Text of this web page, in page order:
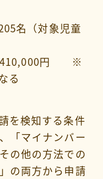
名（対象児童
円 ※
る
を検知する条件
「マイナンバー
の他の方法での
の両方から申請